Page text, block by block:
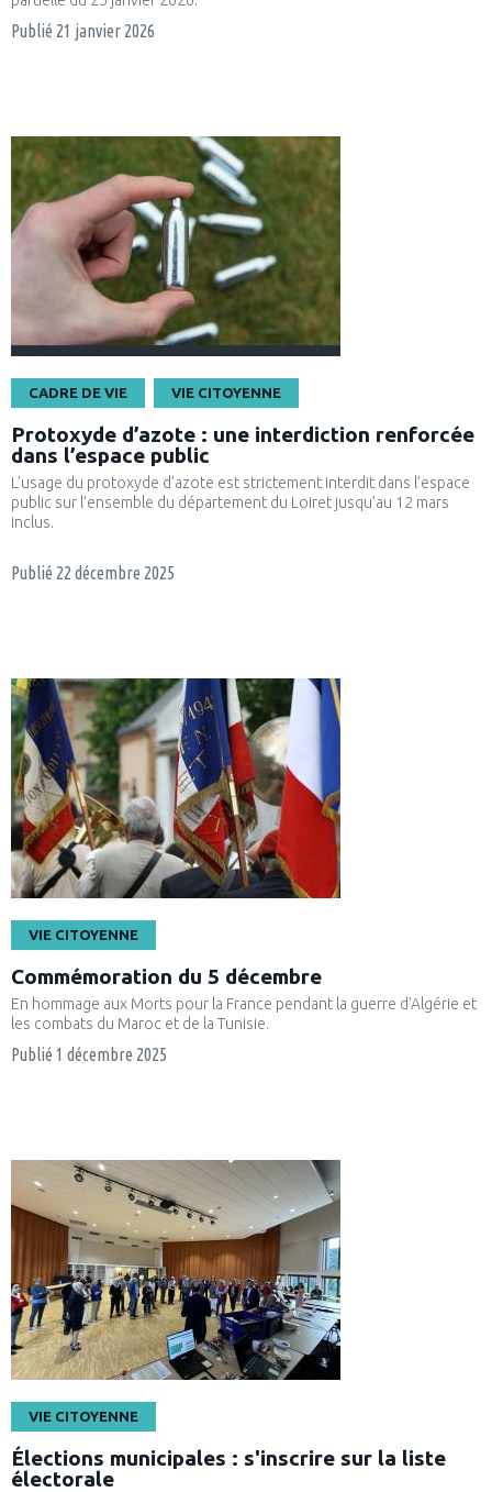
Publié 21 janvier 2026
CADRE DE VIE VIE CITOYENNE
Protoxyde d’azote : une interdiction renforcée
dans l’espace public
L’usage du protoxyde d’azote est strictement interdit dans l’espace
public sur l’ensemble du département du Loiret jusqu’au 12 mars
inclus.
Publié 22 décembre 2025
VIE CITOYENNE
Commémoration du 5 décembre
En hommage aux Morts pour la France pendant la guerre d'Algérie et
les combats du Maroc et de la Tunisie.
Publié 1 décembre 2025
VIE CITOYENNE
Élections municipales : s'inscrire sur la liste
électorale